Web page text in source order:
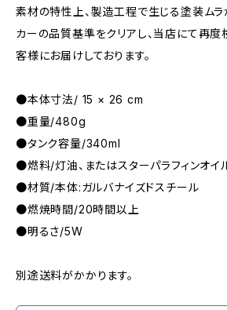
素材の特性上、製造工程で生じる塗装ムラ
カーの品質基準をクリアし、当店にて再
客様にお届けしております。
●本体寸法/ 15 × 26 cm
●重量/480g
●タンク容量/340ml
●燃料/灯油、またはスターパラフィンオイ
●材質/本体:ガルバナイズドスチール
●燃焼時間/20時間以上
●明るさ/5W
別途送料がかかります。